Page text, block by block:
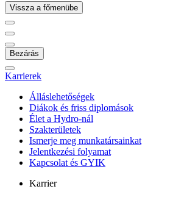
Vissza a főmenübe
Bezárás
Karrierek
Álláslehetőségek
Diákok és friss diplomások
Élet a Hydro-nál
Szakterületek
Ismerje meg munkatársainkat
Jelentkezési folyamat
Kapcsolat és GYIK
Karrier